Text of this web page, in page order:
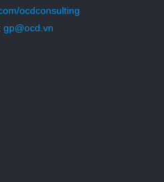
ocdconsulting
gp@ocd.vn